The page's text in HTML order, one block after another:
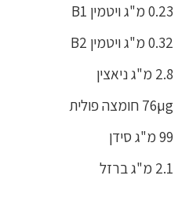
0.23 מ"ג ויטמין B1
0.32 מ"ג ויטמין B2
2.8 מ"ג ניאצין
76µg חומצה פולית
99 מ"ג סידן
2.1 מ"ג ברזל